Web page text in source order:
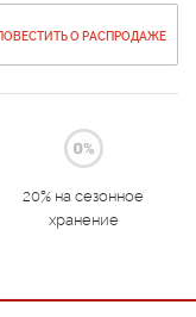
О РАСПРОДАЖЕ
20% на сезонное
хранение